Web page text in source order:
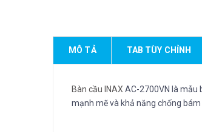
MÔ TẢ TAB TÙY CHỈNH
Bàn cầu INAX AC-2700VN là mẫu
mạnh mẽ và khả năng chống bám